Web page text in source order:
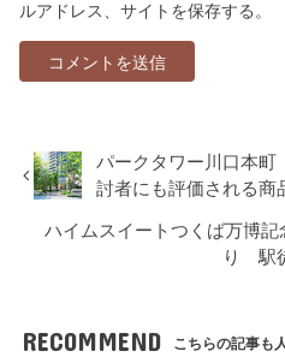
ルアドレス、サイトを保存する。
パークタワー川口本
討者にも評価される商
ハイムスイートつくば万博
り 駅
RECOMMEND こちらの記事も